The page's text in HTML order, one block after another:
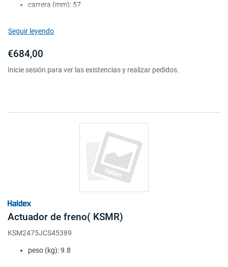
carrera (mm): 57
presión reposo (bar): 6.3
Seguir leyendo
€684,00
Inicie sesión para ver las existencias y realizar pedidos.
Actuador de freno( KSMR)
KSM2475JCS45389
peso (kg): 9.8